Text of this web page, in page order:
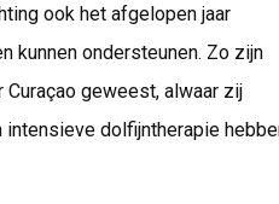
ook het afgelopen jaar
kunnen ondersteunen. Zo zijn
geweest, alwaar zij
dolfijntherapie